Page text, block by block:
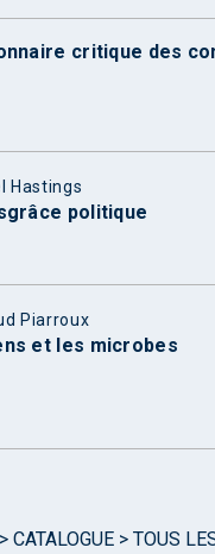
critique des
Hastings
politique
Piarroux
et les microbes
> CATALOGUE > TOUS